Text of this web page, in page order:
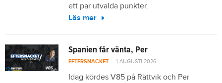
ett par utvalda punkter.
Läs mer
Spanien får vänta, Per
EFTERSNACKET 1 AUGUSTI 2026
Idag kördes V85 på Rättvik och Per